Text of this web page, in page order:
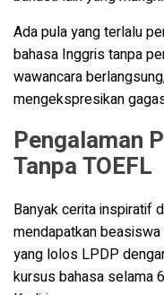
Ada pula yang terlalu
bahasa Inggris tanpa
wawancara
mengekspresikan
Pengalaman
Tanpa TOEFL
Banyak cerita inspiratif
mendapatkan
yang lolos LPDP
kursus bahasa selama